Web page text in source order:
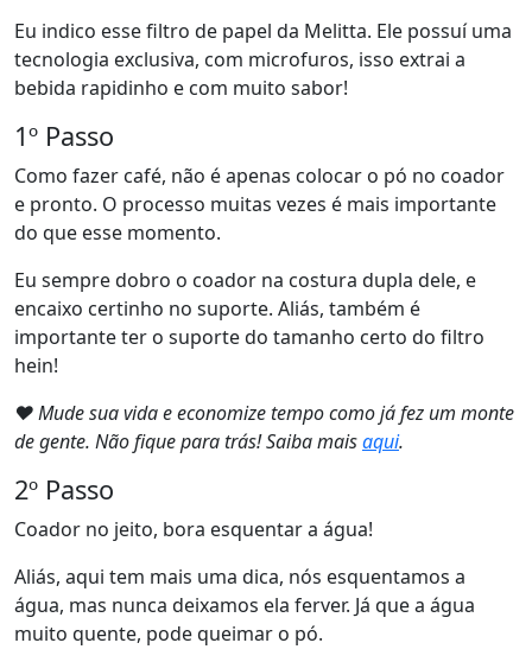
Eu indico esse filtro de papel da Melitta. Ele possuí uma
tecnologia exclusiva, com microfuros, isso extrai a
bebida rapidinho e com muito sabor!
1º Passo
Como fazer café, não é apenas colocar o pó no coador
e pronto. O processo muitas vezes é mais importante
do que esse momento.
Eu sempre dobro o coador na costura dupla dele, e
encaixo certinho no suporte. Aliás, também é
importante ter o suporte do tamanho certo do filtro
hein!
❤ Mude sua vida e economize tempo como já fez um monte
de gente. Não fique para trás! Saiba maisaqui.
2º Passo
Coador no jeito, bora esquentar a água!
Aliás, aqui tem mais uma dica, nós esquentamos a
água, mas nunca deixamos ela ferver. Já que a água
muito quente, pode queimar o pó.